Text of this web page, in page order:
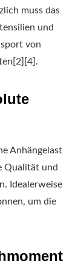
muss das
und
von
Anhängelast
Qualität und
Idealerweise
um die